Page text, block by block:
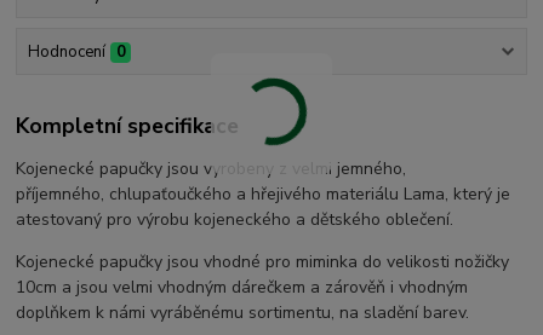
Hodnocení 0
Kompletní specifikace
Kojenecké papučky jsou vyrobeny z velmi jemného,
příjemného, chlupaťoučkého a hřejivého materiálu Lama, který je
atestovaný pro výrobu kojeneckého a dětského oblečení.
Kojenecké papučky jsou vhodné pro miminka do velikosti nožičky
10cm a jsou velmi vhodným dárečkem a zárověň i vhodným
doplňkem k námi vyráběnému sortimentu, na sladění barev.